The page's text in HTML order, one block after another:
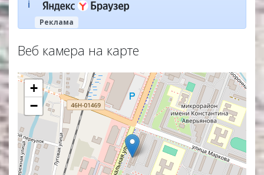
ℹ️
Реклама
Веб камера на карте
+
−